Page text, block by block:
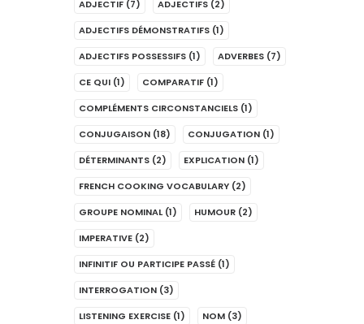
ADJECTIF (7) ADJECTIFS (2)
ADJECTIFS DÉMONSTRATIFS (1)
ADJECTIFS POSSESSIFS (1) ADVERBES (7)
CE QUI (1) COMPARATIF (1)
COMPLÉMENTS CIRCONSTANCIELS (1)
CONJUGAISON (18) CONJUGATION (1)
DÉTERMINANTS (2) EXPLICATION (1)
FRENCH COOKING VOCABULARY (2)
GROUPE NOMINAL (1) HUMOUR (2)
IMPERATIVE (2)
INFINITIF OU PARTICIPE PASSÉ (1)
INTERROGATION (3)
LISTENING EXERCISE (1) NOM (3)